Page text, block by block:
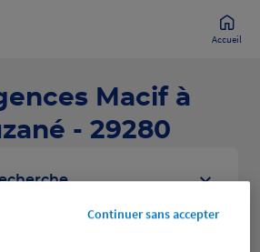
Accueil
Macif à
- 29280
Continuer sans accepter